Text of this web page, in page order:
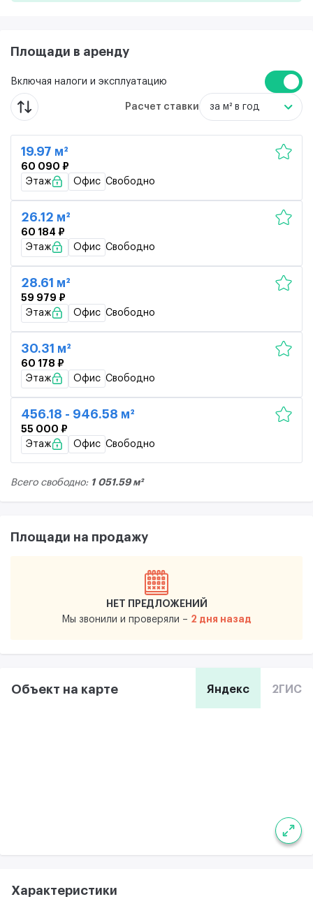
Площади в аренду
Расчет ставки за м² в год
Включая налоги и эксплуатацию
19.97 м²
60 090 ₽
Этаж
Офис Свободно
26.12 м²
60 184 ₽
Этаж
Офис Свободно
28.61 м²
59 979 ₽
Этаж
Офис Свободно
30.31 м²
60 178 ₽
Этаж
Офис Свободно
456.18 - 946.58 м²
55 000 ₽
Этаж
Офис Свободно
Всего свободно: 1 051.59 м²
Площади на продажу
НЕТ ПРЕДЛОЖЕНИЙ
Мы звонили и проверяли – 2 дня назад
Объект на карте Яндекс 2ГИС
Характеристики